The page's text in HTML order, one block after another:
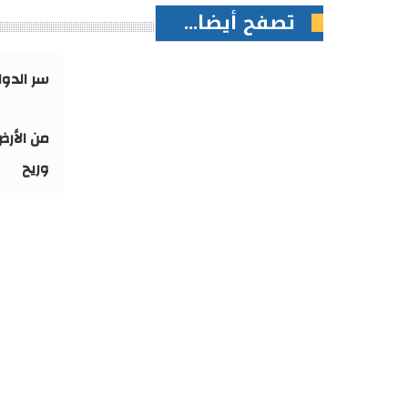
تصفح أيضا...
سر
من
وريح